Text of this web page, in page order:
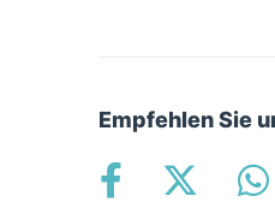
Empfehlen Sie